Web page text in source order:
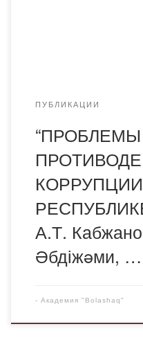
ПУБЛИКАЦИИ
“ПРОБЛЕМЫ
А.Т.
Əбдіжəми, …
- Академия "Bolashaq"